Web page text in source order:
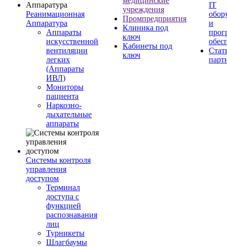
Реанимационная
Аппаратура
Аппараты
искусственной
вентиляции
легких
(Аппараты
ИВЛ)
Мониторы
пациента
Наркозно-
дыхательные
аппараты
Системы контроля
управления
доступом
Терминал
доступа с
функцией
распознавания
лиц
Турникеты
Шлагбаумы
учреждения
Промпредприятия
Клиника под
ключ
Кабинеты под
ключ
IT
и